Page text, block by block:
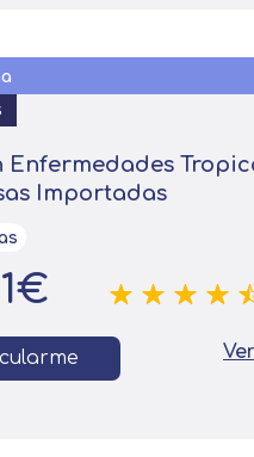
Enfermedades
Importadas